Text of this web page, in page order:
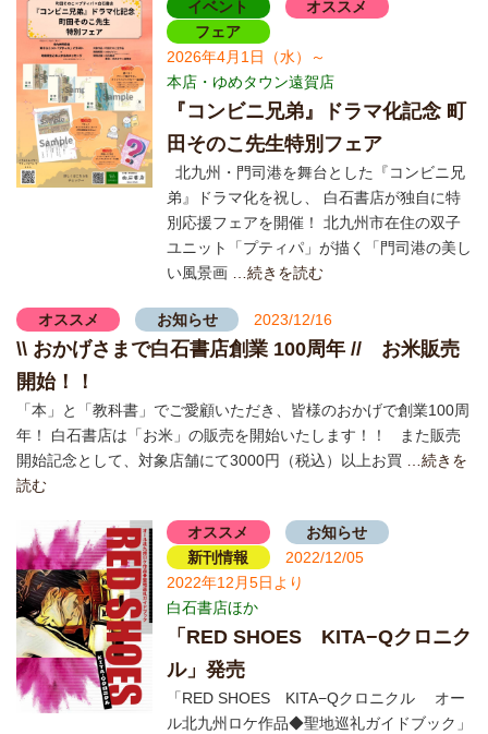
イベント
オススメ
フェア
2026年4月1日（水）～
本店・ゆめタウン遠賀店
『コンビニ兄弟』ドラマ化記念 町
田そのこ先生特別フェア
北九州・門司港を舞台とした『コンビニ兄
弟』ドラマ化を祝し、 白石書店が独自に特
別応援フェアを開催！ 北九州市在住の双子
ユニット「プティパ」が描く「門司港の美し
い風景画…続きを読む
オススメ お知らせ 2023/12/16
\\ おかげさまで白石書店創業 100周年 // お米販売
開始！！
「本」と「教科書」でご愛顧いただき、皆様のおかげで創業100周
年！ 白石書店は「お米」の販売を開始いたします！！ また販売
開始記念として、対象店舗にて3000円（税込）以上お買 …続きを
読む
オススメ
お知らせ
新刊情報
2022/12/05
2022年12月5日より
白石書店ほか
「RED SHOES KITA−Qクロニク
ル」発売
「RED SHOES KITA−Qクロニクル オー
ル北九州ロケ作品◆聖地巡礼ガイドブック」